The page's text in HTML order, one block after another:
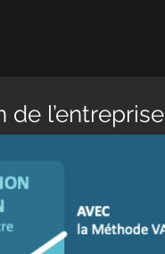
de l’entreprise